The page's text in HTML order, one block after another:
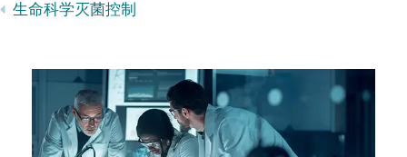
生命科学灭菌控制